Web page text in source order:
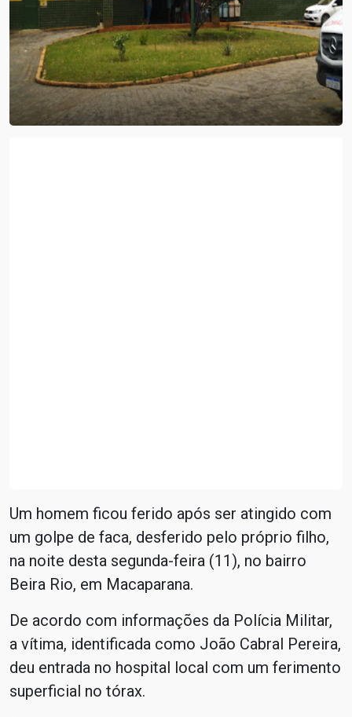
Um homem ficou ferido após ser atingido com
um golpe de faca, desferido pelo próprio filho,
na noite desta segunda-feira (11), no bairro
Beira Rio, em Macaparana.
De acordo com informações da Polícia Militar,
a vítima, identificada como João Cabral Pereira,
deu entrada no hospital local com um ferimento
superficial no tórax.